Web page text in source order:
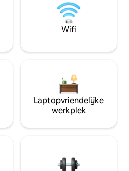
Wifi
Laptopvriendelijke
werkplek